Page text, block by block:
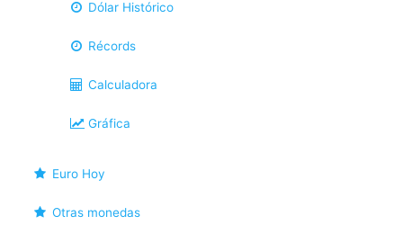
Dólar Histórico
Récords
Calculadora
Gráfica
Euro Hoy
Otras monedas